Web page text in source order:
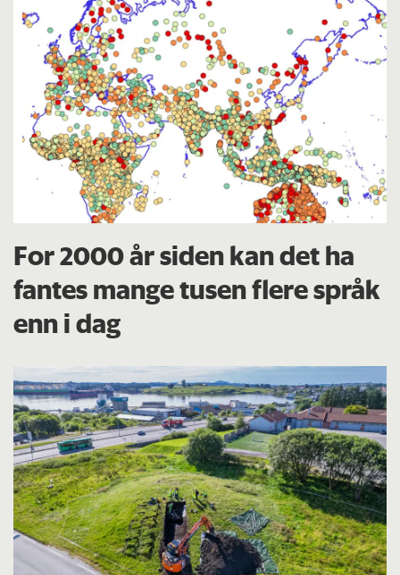
For 2000 år siden kan det ha
fantes mange tusen flere språk
enn i dag